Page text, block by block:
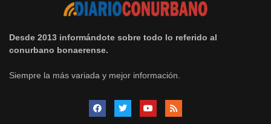
Desde 2013 informándote sobre todo lo referido al
conurbano bonaerense.
Siempre la más variada y mejor información.